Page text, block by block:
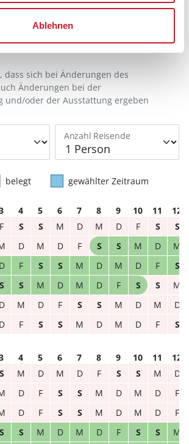
Ablehnen
Belegungskalender anklicken
Verfügbarkeit und Preis angezeigt
Anzahl Reisende
dass sich bei Änderungen des
Änderungen bei der
und/oder der Ausstattung ergeben
belegt gewählter Zeitraum
4 5 6 7 8 9 10 11
12
F S S M D M D F S
S
D M D F S S M D
M
D F S S M D M D F
S
S S M D M D F S S
M
D M D F S S M D M
D
D F S S M D M D F S
4 5 6 7 8 9 10 11
12
S M D M D F S S M
D
D F S S M D M D
F
D F S S M D M D
F
S S M D M D F S S
M